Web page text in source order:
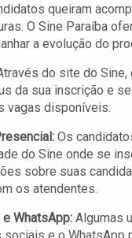
queiram
O Sine Paraíba
a evolução do
do site do
da sua inscrição e
vagas disponíveis.
Os
do Sine onde se
sobre suas
os atendentes.
WhatsApp: Algumas
sociais e o WhatsApp